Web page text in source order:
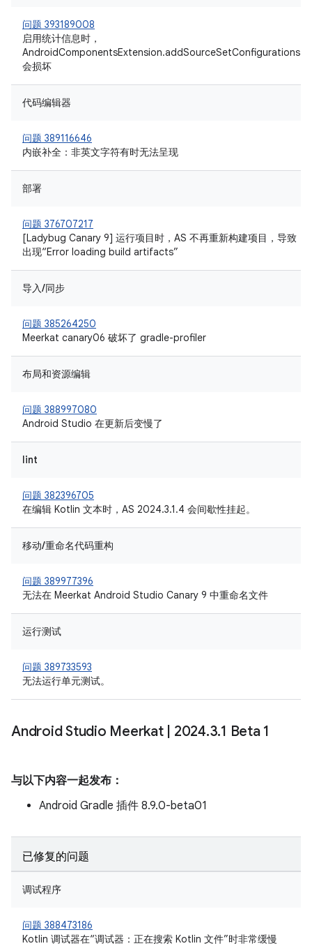
问题 393189008
启用统计信息时，
AndroidComponentsExtension.addSourceSetConfigurations
会损坏
代码编辑器
问题 389116646
内嵌补全：非英文字符有时无法呈现
部署
问题 376707217
[Ladybug Canary 9] 运行项目时，AS 不再重新构建项目，导致
出现“Error loading build artifacts”
导入/同步
问题 385264250
Meerkat canary06 破坏了 gradle-profiler
布局和资源编辑
问题 388997080
Android Studio 在更新后变慢了
lint
问题 382396705
在编辑 Kotlin 文本时，AS 2024.3.1.4 会间歇性挂起。
移动/重命名代码重构
问题 389977396
无法在 Meerkat Android Studio Canary 9 中重命名文件
运行测试
问题 389733593
无法运行单元测试。
Android Studio Meerkat 2024.3.1 Beta 1
与以下内容一起发布：
Android Gradle 插件 8.9.0-beta01
已修复的问题
调试程序
问题 388473186
Kotlin 调试器在“调试器：正在搜索 Kotlin 文件”时非常缓慢